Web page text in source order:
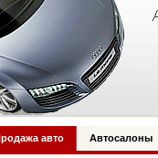
авто Автосалоны